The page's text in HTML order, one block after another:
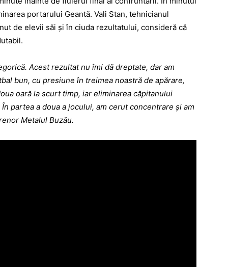
portarului Geantă. Vali Stan, tehnicianul
de elevii săi şi în ciuda rezultatului, consideră că
Acest rezultat nu îmi dă dreptate, dar am
bun, cu presiune în treimea noastră de apărare,
oară la scurt timp, iar eliminarea căpitanului
partea a doua a jocului, am cerut concentrare şi am
Metalul Buzău.